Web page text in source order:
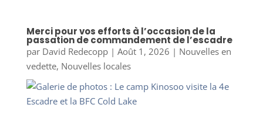
Merci pour vos efforts à l’occasion de la
passation de commandement de l’escadre
par David Redecopp| Août 1, 2026 | Nouvelles en
vedette, Nouvelles locales